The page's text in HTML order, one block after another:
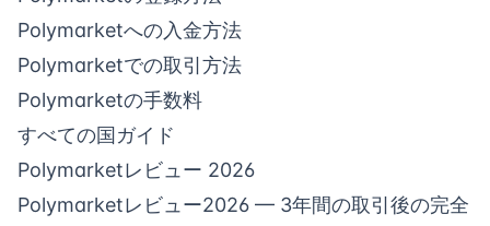
Polymarketへの入金方法
Polymarketでの取引方法
Polymarketの手数料
すべての国ガイド
Polymarketレビュー 2026
Polymarketレビュー2026 — 3年間の取引後の完全